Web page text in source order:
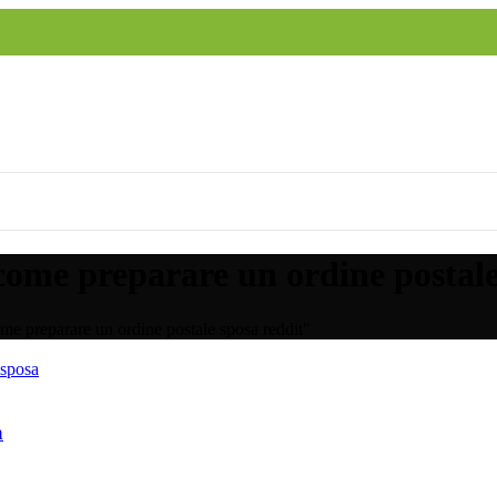
preparare un ordine postale
preparare un ordine postale sposa reddit"